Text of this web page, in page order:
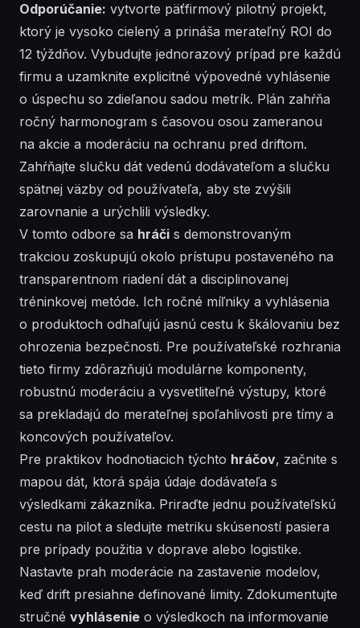
Odporúčanie: vytvorte päťfirmový pilotný projekt,
ktorý je vysoko cielený a prináša merateľný ROI do
12 týždňov. Vybudujte jednorazový prípad pre každú
firmu a uzamknite explicitné výpovedné vyhlásenie
o úspechu so zdieľanou sadou metrík. Plán zahŕňa
ročný harmonogram s časovou osou zameranou
na akcie a moderáciu na ochranu pred driftom.
Zahŕňajte slučku dát vedenú dodávateľom a slučku
spätnej väzby od používateľa, aby ste zvýšili
zarovnanie a urýchlili výsledky.
V tomto odbore sa hráči s demonstrovaným
trakciou zoskupujú okolo prístupu postaveného na
transparentnom riadení dát a disciplinovanej
tréninkovej metóde. Ich ročné míľniky a vyhlásenia
o produktoch odhaľujú jasnú cestu k škálovaniu bez
ohrozenia bezpečnosti. Pre používateľské rozhrania
tieto firmy zdôrazňujú modulárne komponenty,
robustnú moderáciu a vysvetliteľné výstupy, ktoré
sa prekladajú do merateľnej spoľahlivosti pre tímy a
koncových používateľov.
Pre praktikov hodnotiacich týchto hráčov, začnite s
mapou dát, ktorá spája údaje dodávateľa s
výsledkami zákazníka. Priraďte jednu používateľskú
cestu na pilot a sledujte metriku skúseností pasiera
pre prípady použitia v doprave alebo logistike.
Nastavte prah moderácie na zastavenie modelov,
keď drift presiahne definované limity. Zdokumentujte
stručné vyhlásenie o výsledkoch na informovanie